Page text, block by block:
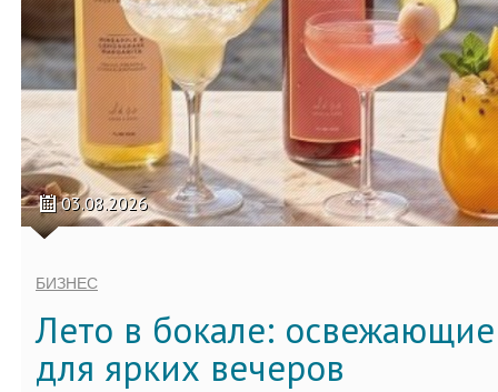
03.08.2026
БИЗНЕС
Лето в бокале:
для ярких вечеров